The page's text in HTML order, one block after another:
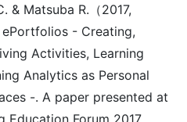
& Matsuba R.（2017,
- Creating,
Activities, Learning
Analytics as Personal
-. A paper presented at
Education Forum 2017